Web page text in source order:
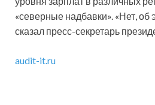
«северные надбавки». «Нет, об
сказал пресс-секретарь
audit-it.ru